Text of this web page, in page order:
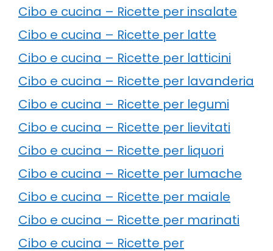
Cibo e cucina – Ricette per insalate
Cibo e cucina – Ricette per latte
Cibo e cucina – Ricette per latticini
Cibo e cucina – Ricette per lavanderia
Cibo e cucina – Ricette per legumi
Cibo e cucina – Ricette per lievitati
Cibo e cucina – Ricette per liquori
Cibo e cucina – Ricette per lumache
Cibo e cucina – Ricette per maiale
Cibo e cucina – Ricette per marinati
Cibo e cucina – Ricette per